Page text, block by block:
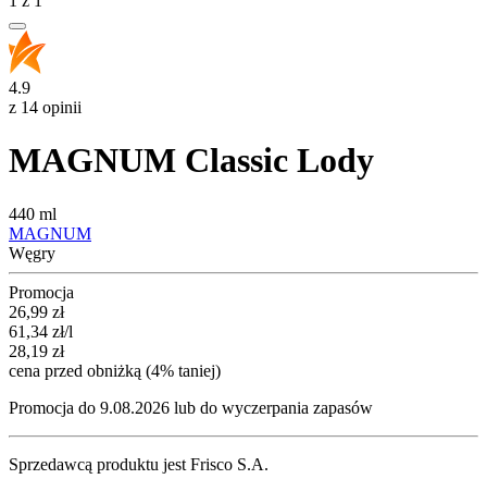
4.9
z 14 opinii
MAGNUM Classic Lody
440 ml
MAGNUM
Węgry
Promocja
Cena promocyjna
26,99 zł
61,34 zł/l
28,19 zł
cena przed obniżką (4% taniej)
Promocja do 9.08.2026 lub do wyczerpania zapasów
Sprzedawcą produktu jest Frisco S.A.